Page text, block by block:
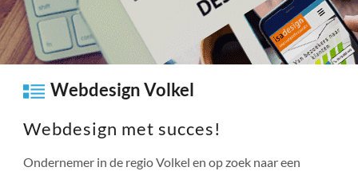
Webdesign Volkel
Webdesign met succes!
Ondernemer in de regioVolkel en op zoek naar een